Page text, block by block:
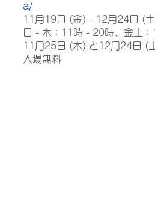
a/
11月19日 (金) - 12月24日 (
日 - 木：11時 - 20時、金土
11月25日 (木) と12月24日 (
入場無料